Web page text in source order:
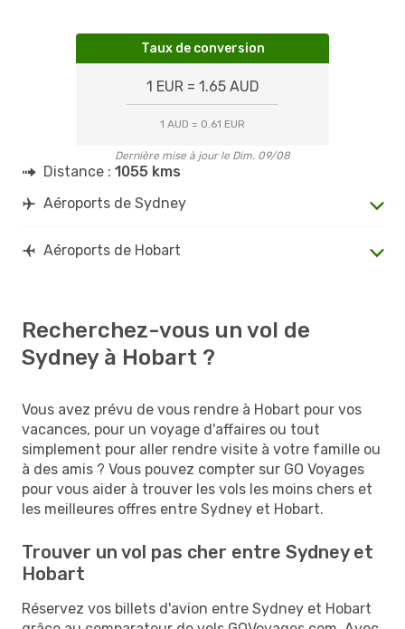
Taux de conversion
1 EUR = 1.65 AUD
1 AUD = 0.61 EUR
Dernière mise à jour le Dim. 09/08
Distance : 1055 kms
Aéroports de Sydney
Aéroports de Hobart
Recherchez-vous un vol de
Sydney à Hobart ?
Vous avez prévu de vous rendre à Hobart pour vos
vacances, pour un voyage d'affaires ou tout
simplement pour aller rendre visite à votre famille ou
à des amis ? Vous pouvez compter sur GO Voyages
pour vous aider à trouver les vols les moins chers et
les meilleures offres entre Sydney et Hobart.
Trouver un vol pas cher entre Sydney et
Hobart
Réservez vos billets d'avion entre Sydney et Hobart